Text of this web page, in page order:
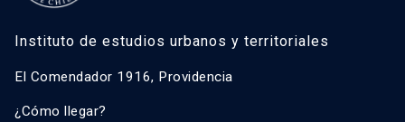
Instituto de estudios urbanos y territoriales
El Comendador 1916, Providencia
¿Cómo llegar?